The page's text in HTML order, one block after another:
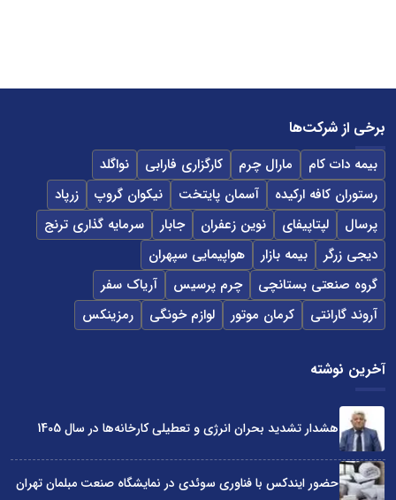
برخی از شرکت‌ها
بیمه دات کام مارال چرم کارگزاری فارابی
نواگلد
رستوران کافه ارکیده
آسمان پایتخت نیکوان گروپ
زرپاد
پرسال
لپتاپیفای نوین زعفران جابار
سرمایه گذاری ترنج
دیجی زرگر
بیمه بازار
هواپیمایی سپهران
گروه صنعتی بستانچی
چرم پرسیس
آریاک سفر
آروند گارانتی
کرمان موتور لوازم خونگی رمزینکس
آخرین نوشته
هشدار تشدید بحران انرژی و تعطیلی کارخانه‌ها در سال 1405
حضور ایندکس با فناوری سوئدی در نمایشگاه صنعت مبلمان تهران